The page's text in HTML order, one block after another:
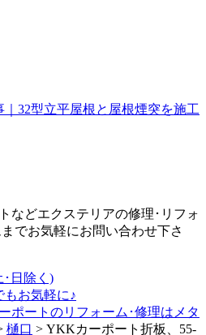
32型立平屋根と屋根煙突を施工
などエクステリアの修理･リフォ
でお気軽にお問い合わせ下さ
･日除く)
もお気軽に♪
ポートのリフォーム･修理はメタ
樋口 > YKKカーポート折板、55-